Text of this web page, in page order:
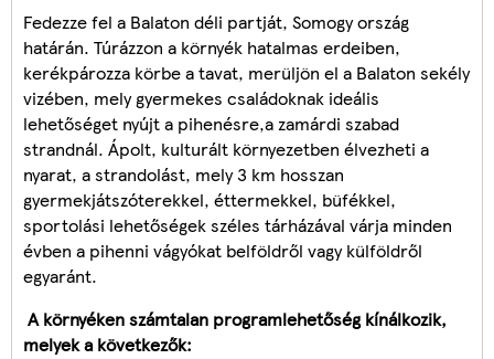
Fedezze fel a Balaton déli partját, Somogy ország
határán. Túrázzon a környék hatalmas erdeiben,
kerékpározza körbe a tavat, merüljön el a Balaton sekély
vizében, mely gyermekes családoknak ideális
lehetőséget nyújt a pihenésre,a zamárdi szabad
strandnál. Ápolt, kulturált környezetben élvezheti a
nyarat, a strandolást, mely 3 km hosszan
gyermekjátszóterekkel, éttermekkel, büfékkel,
sportolási lehetőségek széles tárházával várja minden
évben a pihenni vágyókat belföldről vagy külföldről
egyaránt.
A környéken számtalan programlehetőség kínálkozik,
melyek a következők: